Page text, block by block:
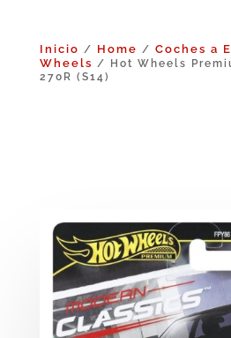
Inicio / Home / Coches a
Wheels / Hot Wheels
270R (S14)